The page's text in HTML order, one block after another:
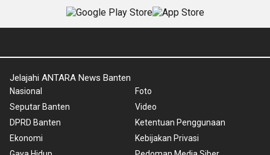
Jelajahi ANTARA News Banten
Nasional
Seputar Banten
DPRD Banten
Ekonomi
Foto
Video
Ketentuan Penggunaan
Kebijakan Privasi